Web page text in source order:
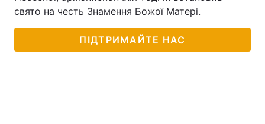
свято на честь Знамення Божої Матері.
ПІДТРИМАЙТЕ НАС